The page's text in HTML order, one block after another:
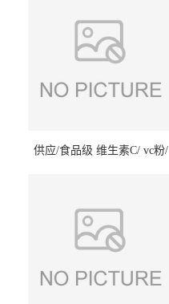
供应/食品级 维生素C/ vc粉/